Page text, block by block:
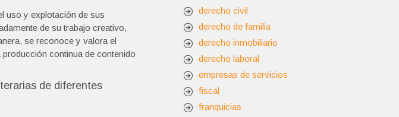
uso y explotación de sus
de su trabajo creativo,
se reconoce y valora el
continua de contenido
de diferentes
derecho civil
derecho de familia
derecho inmobiliario
derecho laboral
empresas de servicios
fiscal
franquicias